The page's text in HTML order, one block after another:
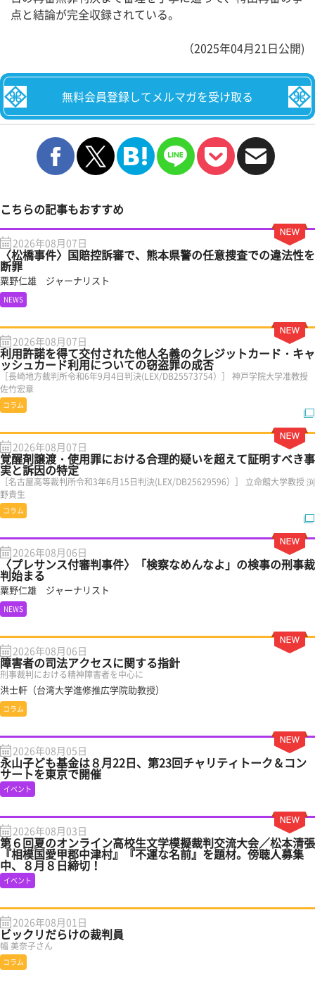
点と結論が完全収録されている。
（2025年04月21日公開)
無料会員登録してメルマガを受け取る
こちらの記事もおすすめ
2026年08月07日
〈松橋事件〉国賠控訴審で、熊本県警の任意捜査での違法性を
断罪
粟野仁雄 ジャーナリスト
NEWS
2026年08月07日
利用許諾を得て交付された他人名義のクレジットカード・キャ
ッシュカード利用についての窃盗罪の成否
［長崎地方裁判所令和6年9月4日判決(LEX/DB25573754）］ 神戸学院大学准教授
佐竹宏章
コラム
2026年08月07日
覚醒剤譲渡・使用罪における合理的疑いを超えて証明すべき事
実と訴因の特定
［名古屋高等裁判所令和3年6月15日判決(LEX/DB25629596）］ 立命館大学教授 渕
野貴生
コラム
2026年08月06日
〈プレサンス付審判事件〉「検察なめんなよ」の検事の刑事裁
判始まる
粟野仁雄 ジャーナリスト
NEWS
2026年08月06日
障害者の司法アクセスに関する指針
刑事裁判における精神障害者を中心に
洪士軒（台湾大学進修推広学院助教授）
コラム
2026年08月05日
永山子ども基金は８月22日、第23回チャリティトーク＆コン
サートを東京で開催
イベント
2026年08月03日
第６回夏のオンライン高校生文学模擬裁判交流大会／松本清張
『相模国愛甲郡中津村』『不運な名前』を題材。傍聴人募集
中、８月８日締切！
イベント
2026年08月01日
ビックリだらけの裁判員
幅 美奈子さん
コラム